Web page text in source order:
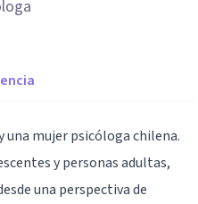
una mujer psicóloga chilena.
y personas adultas,
una perspectiva de